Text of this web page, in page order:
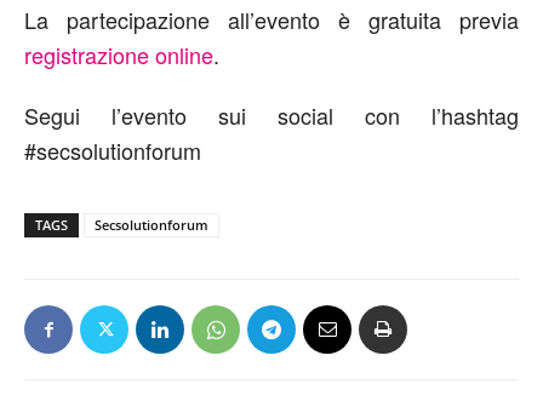
La partecipazione all’evento è gratuita previa
registrazione online.
Segui l’evento sui social con l’hashtag
#secsolutionforum
TAGS Secsolutionforum